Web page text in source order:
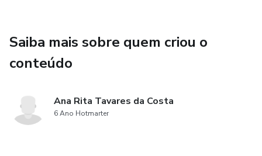
Saiba mais sobre quem criou o
conteúdo
Ana Rita Tavares da Costa
6 Ano Hotmarter